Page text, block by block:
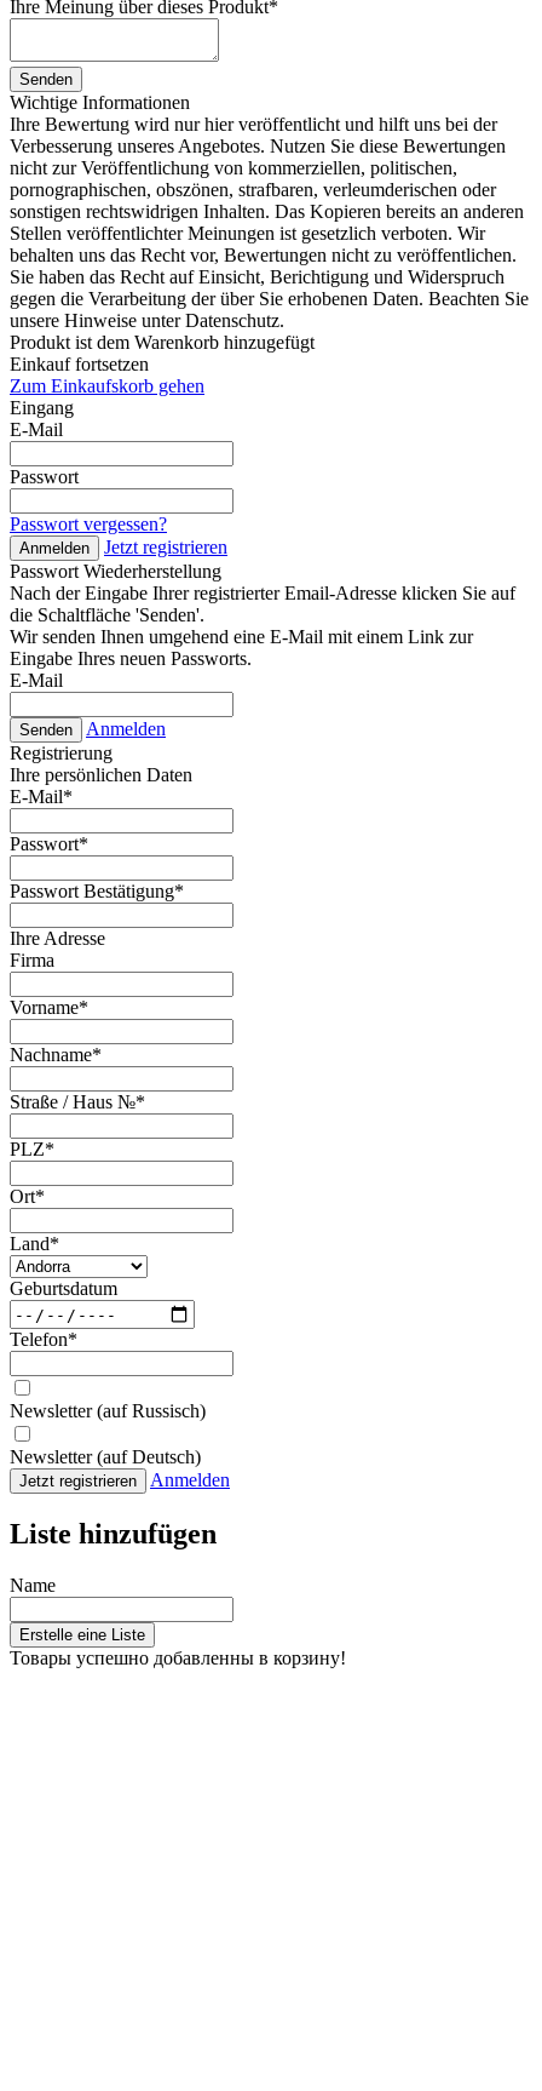
Ihre Meinung über dieses Produkt*
Senden
Wichtige Informationen
Ihre Bewertung wird nur hier veröffentlicht und hilft uns bei der
Verbesserung unseres Angebotes. Nutzen Sie diese Bewertungen
nicht zur Veröffentlichung von kommerziellen, politischen,
pornographischen, obszönen, strafbaren, verleumderischen oder
sonstigen rechtswidrigen Inhalten. Das Kopieren bereits an anderen
Stellen veröffentlichter Meinungen ist gesetzlich verboten. Wir
behalten uns das Recht vor, Bewertungen nicht zu veröffentlichen.
Sie haben das Recht auf Einsicht, Berichtigung und Widerspruch
gegen die Verarbeitung der über Sie erhobenen Daten. Beachten Sie
unsere Hinweise unter Datenschutz.
Produkt ist dem Warenkorb hinzugefügt
Einkauf fortsetzen
Zum Einkaufskorb gehen
Eingang
E-Mail
Passwort
Passwort vergessen?
Anmelden
Jetzt registrieren
Passwort Wiederherstellung
Nach der Eingabe Ihrer registrierter Email-Adresse klicken Sie auf
die Schaltfläche 'Senden'.
Wir senden Ihnen umgehend eine E-Mail mit einem Link zur
Eingabe Ihres neuen Passworts.
E-Mail
Senden
Anmelden
Registrierung
Ihre persönlichen Daten
E-Mail*
Passwort*
Passwort Bestätigung*
Ihre Adresse
Firma
Vorname*
Nachname*
Straße / Haus №*
PLZ*
Ort*
Land*
Geburtsdatum
Telefon*
Newsletter (auf Russisch)
Newsletter (auf Deutsch)
Jetzt registrieren Anmelden
Liste hinzufügen
Name
Erstelle eine Liste
Товары успешно добавленны в корзину!